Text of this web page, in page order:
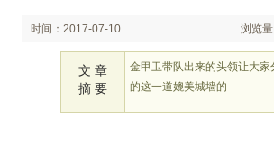
时间：2017-07-10 浏览
文 章
摘 要
金甲卫带队出来的头领让大
的这一道媲美城墙的